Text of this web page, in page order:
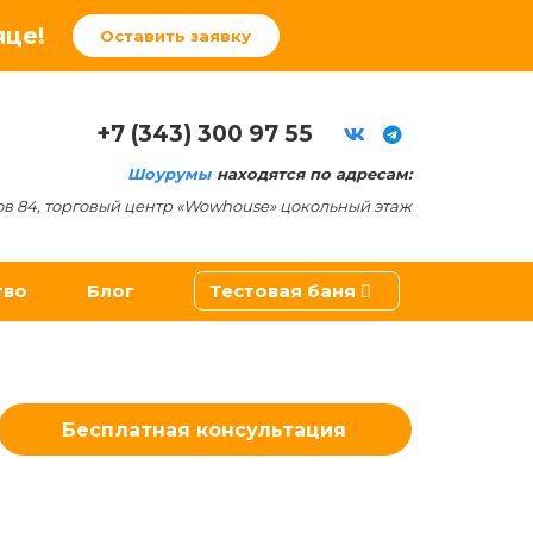
Оставить заявку
+7 (343) 300 97 55
Шоурумы находятся по адресам:
84, торговый центр «Wowhouse» цокольный этаж
Блог Тестовая баня
Бесплатная консультация